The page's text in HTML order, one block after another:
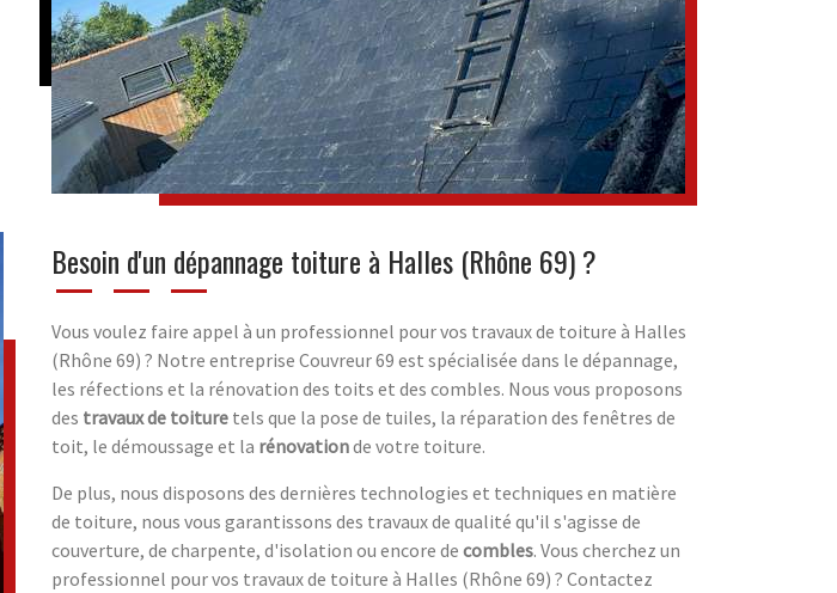
Besoin d'un dépannage toiture à Halles (Rhône 69) ?
Vous voulez faire appel à un professionnel pour vos travaux de toiture à Halles
(Rhône 69) ? Notre entreprise Couvreur 69 est spécialisée dans le dépannage,
les réfections et la rénovation des toits et des combles. Nous vous proposons
des travaux de toiture tels que la pose de tuiles, la réparation des fenêtres de
toit, le démoussage et la rénovationde votre toiture.
De plus, nous disposons des dernières technologies et techniques en matière
de toiture, nous vous garantissons des travaux de qualité qu'il s'agisse de
couverture, de charpente, d'isolation ou encore de combles. Vous cherchez un
professionnel pour vos travaux de toiture à Halles (Rhône 69) ? Contactez